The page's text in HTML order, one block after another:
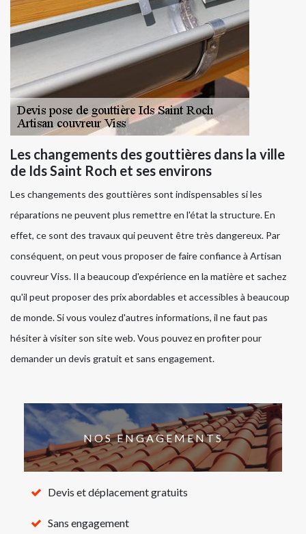
Les changements des gouttières dans la ville
de Ids Saint Roch et ses environs
Les changements des gouttières sont indispensables si les
réparations ne peuvent plus remettre en l'état la structure. En
effet, ce sont des travaux qui peuvent être très dangereux. Par
conséquent, on peut vous proposer de faire confiance à Artisan
couvreur Viss. Il a beaucoup d'expérience en la matière et sachez
qu'il peut proposer des prix abordables et accessibles à beaucoup
de monde. Si vous voulez d'autres informations, il ne faut pas
hésiter à visiter son site web. Vous pouvez en profiter pour
demander un devis gratuit et sans engagement.
NOS ENGAGEMENTS
Devis et déplacement gratuits
Sans engagement